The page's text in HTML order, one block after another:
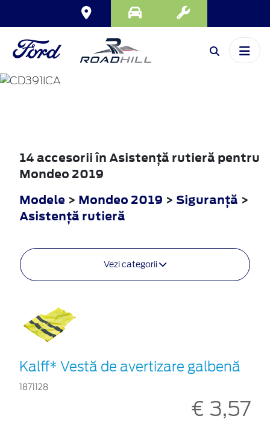
MONDEO
14 accesorii în Asistenţă rutieră pentru
Mondeo 2019
Modele > Mondeo 2019 > Siguranţă >
Asistenţă rutieră
Vezi categorii
Kalff* Vestă de avertizare galbenă
1871128
€ 3,57